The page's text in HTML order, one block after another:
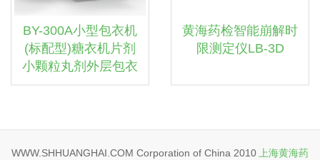
BY-300A小型包衣机
(标配型)糖衣机片剂
小颗粒丸剂外层包衣
黄海药检智能崩解时
限测定仪LB-3D
WWW.SHHUANGHAI.COM Corporation of China 2010 上海黄海药